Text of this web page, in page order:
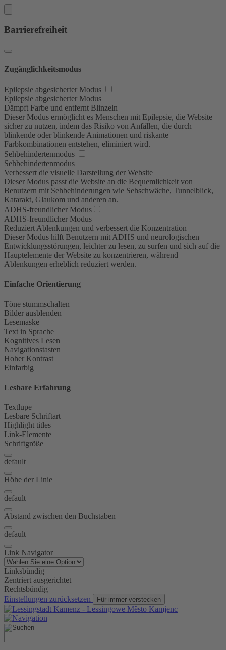
Barrierefreiheit
Zugänglichkeitsmodus
Epilepsie abgesicherter Modus
Epilepsie abgesicherter Modus
Dämpft Farbe und entfernt Blinzeln
Dieser Modus ermöglicht es Menschen mit Epilepsie, die Website
sicher zu nutzen, indem das Risiko von Anfällen, die durch
blinkende oder blinkende Animationen und riskante
Farbkombinationen entstehen, eliminiert wird.
Sehbehindertenmodus
Sehbehindertenmodus
Verbessert die visuelle Darstellung der Website
Dieser Modus passt die Website an die Bequemlichkeit von
Benutzern mit Sehbehinderungen wie Sehschwäche, Tunnelblick,
Katarakt, Glaukom und anderen an.
ADHS-freundlicher Modus
ADHS-freundlicher Modus
Reduziert Ablenkungen und verbessert die Konzentration
Dieser Modus hilft Benutzern mit ADHS und neurologischen
Entwicklungsstörungen, leichter zu lesen, zu surfen und sich auf die
Hauptelemente der Website zu konzentrieren, während
Ablenkungen erheblich reduziert werden.
Einfache Orientierung
Töne stummschalten
Bilder ausblenden
Lesemaske
Text in Sprache
Kognitives Lesen
Navigationstasten
Hoher Kontrast
Einfarbig
Lesbare Erfahrung
Textlupe
Lesbare Schriftart
Highlight titles
Link-Elemente
Schriftgröße
default
Höhe der Linie
default
Abstand zwischen den Buchstaben
default
Link Navigator
Linksbündig
Zentriert ausgerichtet
Rechtsbündig
Einstellungen zurücksetzen
Für immer verstecken